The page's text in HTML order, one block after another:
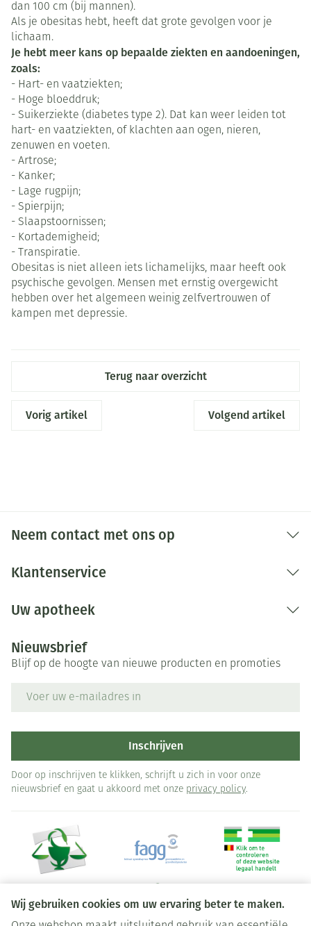
Wij gebruiken cookies om uw ervaring beter te maken.
dan 100 cm (bij mannen).
Als je obesitas hebt, heeft dat grote gevolgen voor je
lichaam.
Je hebt meer kans op bepaalde ziekten en aandoeningen,
zoals:
- Hart- en vaatziekten;
- Hoge bloeddruk;
- Suikerziekte (diabetes type 2). Dat kan weer leiden tot
hart- en vaatziekten, of klachten aan ogen, nieren,
zenuwen en voeten.
- Artrose;
- Kanker;
- Lage rugpijn;
- Spierpijn;
- Slaapstoornissen;
- Kortademigheid;
- Transpiratie.
Obesitas is niet alleen iets lichamelijks, maar heeft ook
psychische gevolgen. Mensen met ernstig overgewicht
hebben over het algemeen weinig zelfvertrouwen of
kampen met depressie.
Terug naar overzicht
Vorig artikel Volgend artikel
Neem contact met ons op
Klantenservice
Uw apotheek
Nieuwsbrief
Blijf op de hoogte van nieuwe producten en promoties
Inschrijven
Door op inschrijven te klikken, schrijft u zich in voor onze
nieuwsbrief en gaat u akkoord met onze privacy policy.